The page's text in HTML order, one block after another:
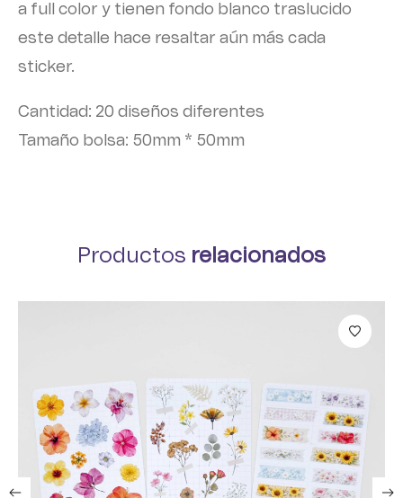
a full color y tienen fondo blanco traslucido
este detalle hace resaltar aún más cada
sticker.
Cantidad: 20 diseños diferentes
Tamaño bolsa: 50mm * 50mm
Productos relacionados